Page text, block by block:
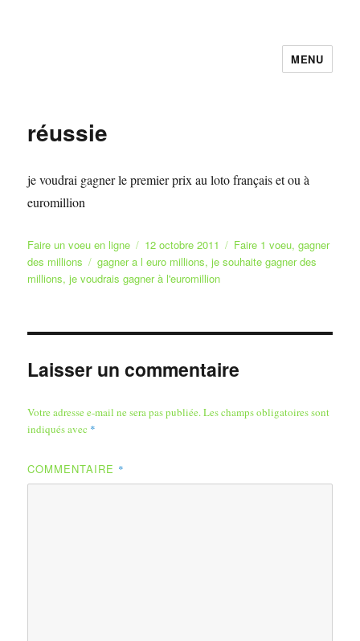
Faire et Ecrire un voeu gratuitement
MENU
réussie
je voudrai gagner le premier prix au loto français et ou à
euromillion
Auteur
Faire un voeu en ligne
Publié
le
12 octobre 2011 Catégories
Faire 1 voeu,gagner
des millions
Étiquettes
gagner a l euro millions,je souhaite gagner des
millions,je voudrais gagner à l'euromillion
Laisser un commentaire
Votre adresse e-mail ne sera pas publiée.Les champs obligatoires sont
indiqués avec *
COMMENTAIRE *